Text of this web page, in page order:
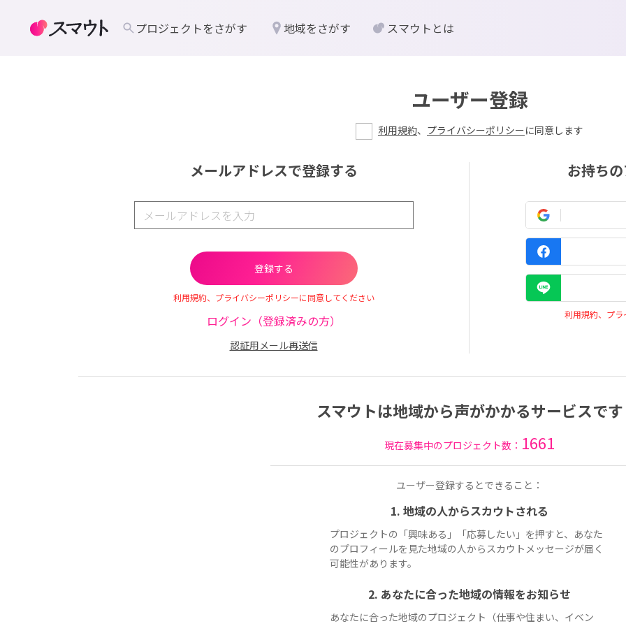
ユーザー登録
利用規約、 プライバシーポリシーに同意します
メールアドレスで登録する
利用規約、プライバシーポリシーに同意してください
ログイン（登録済みの方）
認証用メール再送信
お持ち
利用規約、プ
スマウトは地域から声がかかるサービスです
現在募集中のプロジェクト数： 1661
ユーザー登録するとできること：
1. 地域の人からスカウトされる
プロジェクトの「興味ある」「応募したい」を押すと、あなた
のプロフィールを見た地域の人からスカウトメッセージが届く
可能性があります。
2. あなたに合った地域の情報をお知らせ
あなたに合った地域のプロジェクト（仕事や住まい、イベン
プロジェクトをさがす 地域をさがす スマウトとは